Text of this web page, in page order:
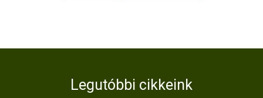
Legutóbbi cikkeink